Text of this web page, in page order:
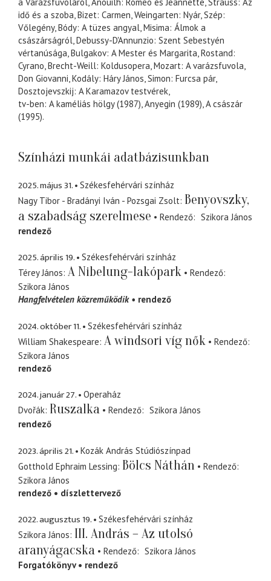
a Varázsfuvoláról, Anouilh: Romeo és Jeannette, Strauss: Az
idő és a szoba, Bizet: Carmen, Weingarten: Nyár, Szép:
Vőlegény, Bódy: A tüzes angyal, Misima: Álmok a
császárságról, Debussy-D'Annunzio: Szent Sebestyén
vértanúsága, Bulgakov: A Mester és Margarita, Rostand:
Cyrano, Brecht-Weill: Koldusopera, Mozart: A varázsfuvola,
Don Giovanni, Kodály: Háry János, Simon: Furcsa pár,
Dosztojevszkij: A Karamazov testvérek,
tv-ben: A kaméliás hölgy (1987), Anyegin (1989), A császár
(1995).
Színházi munkái adatbázisunkban
2025. május 31.
Székesfehérvári színház
Nagy Tibor - Bradányi Iván - Pozsgai Zsolt Benyovszky,
a szabadság szerelmese
Rendező
Szikora János
rendező
2025. április 19.
Székesfehérvári színház
Térey János A Nibelung-lakópark
Rendező
Szikora János
Hangfelvételen közreműködik
rendező
2024. október 11.
Székesfehérvári színház
William Shakespeare A windsori víg nők
Rendező
Szikora János
rendező
2024. január 27.
Operaház
Dvořák Ruszalka Rendező
Szikora János
rendező
2023. április 21.
Kozák András Stúdiószínpad
Gotthold Ephraim Lessing Bölcs Náthán
Rendező
Szikora János
rendező
díszlettervező
2022. augusztus 19.
Székesfehérvári színház
Szikora János III. András – Az utolsó
aranyágacska
Rendező
Szikora János
Forgatókönyv
rendező